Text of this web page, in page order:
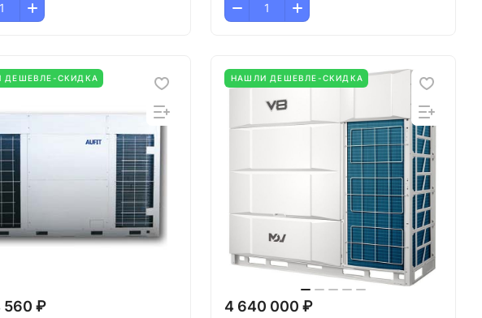
ДЕШЕВЛЕ-СКИДКА
560 ₽
НАШЛИ ДЕШЕВЛЕ-СКИДКА
4 640 000 ₽